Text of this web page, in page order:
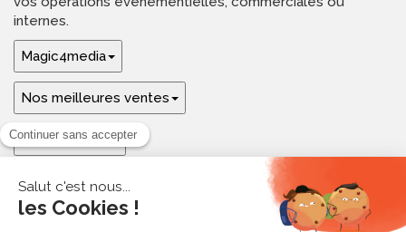
internes.
Magic4media
Nos meilleures ventes
Guides & aide
Ressources & inspirations